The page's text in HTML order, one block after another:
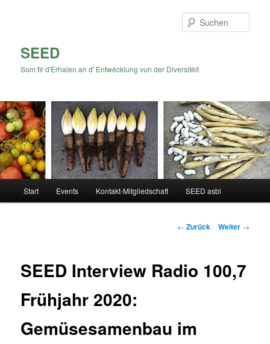
SEED
Som fir d'Erhalen an d' Entwécklung vun der Diversitéit
Start Events Kontakt-Mitgliedschaft SEED asbl
Beitrags-
← Zurück Weiter →
SEED Interview Radio 100,7
Frühjahr 2020:
Gemüsesamenbau im